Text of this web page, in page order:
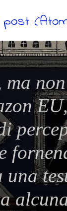
post
ma
una